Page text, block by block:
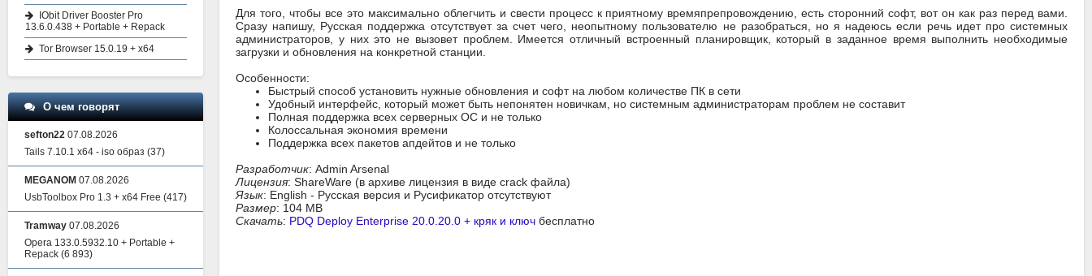
Для того, чтобы все это максимально облегчить и свести процесс к приятному времяпрепровождению, есть сторонний софт, вот он как раз перед вами.
Сразу напишу, Русская поддержка отсутствует за счет чего, неопытному пользователю не разобраться, но я надеюсь если речь идет про системных
администраторов, у них это не вызовет проблем. Имеется отличный встроенный планировщик, который в заданное время выполнить необходимые
загрузки и обновления на конкретной станции.
Особенности:
Быстрый способ установить нужные обновления и софт на любом количестве ПК в сети
Удобный интерфейс, который может быть непонятен новичкам, но системным администраторам проблем не составит
Полная поддержка всех серверных ОС и не только
Колоссальная экономия времени
Поддержка всех пакетов апдейтов и не только
Разработчик: Admin Arsenal
Лицензия: ShareWare (в архиве лицензия в виде crack файла)
Язык: English - Русская версия и Русификатор отсутствуют
Размер: 104 MB
Скачать: PDQ Deploy Enterprise 20.0.20.0 + кряк и ключ бесплатно
IObit Driver Booster Pro
13.6.0.438 + Portable + Repack
Tor Browser 15.0.19 + x64
О чем говорят
sefton22 07.08.2026
Tails 7.10.1 x64 - iso образ (37)
MEGANOM 07.08.2026
UsbToolbox Pro 1.3 + x64 Free (417)
Tramway 07.08.2026
Opera 133.0.5932.10 + Portable +
Repack (6 893)